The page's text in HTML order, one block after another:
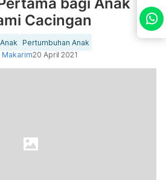
Cacingan
Pertumbuhan Anak
Makarim20 April 2021